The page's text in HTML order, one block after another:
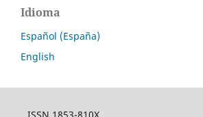
Idioma
Español (España)
English